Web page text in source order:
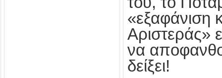
«εξαφάνιση
Αριστεράς»
να
δείξει!